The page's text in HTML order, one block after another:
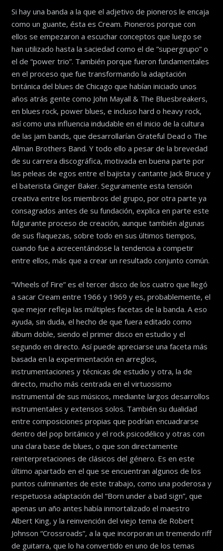
Si hay una banda a la que el adjetivo de pioneros le encaja
como un guante, ésta es Cream. Pioneros porque con
ellos se empezaron a escuchar conceptos que luego se
han utilizado hasta la saciedad como el de ”supergrupo” o
el de “power trio”. También porque fueron fundamentales
en el proceso que fue transformando la adaptación
británica del blues de Chicago que habían iniciado unos
años atrás gente como John Mayall & The Bluesbreakers,
en blues rock, power blues, e incluso hard o heavy rock,
así como una influencia indudable en el inicio de la cultura
de las jam bands, que desarrollarían Grateful Dead o The
Allman Brothers Band. Y todo ello a pesar de la brevedad
de su carrera discográfica, motivada en buena parte por
las peleas de egos entre el bajista y cantante Jack Bruce y
el baterista Ginger Baker. Seguramente esta tensión
creativa entre los miembros del grupo, por otra parte ya
consagrados antes de su fundación, explica en parte este
fulgurante proceso de creación, aunque también algunas
de sus flaquezas, sobre todo en sus últimos tiempos,
cuando fue a acrecentándose la tendencia a competir
entre ellos, más que a crear un resultado conjunto común.
“Wheels of Fire” es el tercer disco de los cuatro que llegó
a sacar Cream entre 1966 y 1969 y es, probablemente, el
que mejor refleja las múltiples facetas de la banda. A eso
ayuda, sin duda, el hecho de que fuera editado como
álbum doble, siendo el primer disco en estudio y el
segundo en directo. Así puede apreciarse una faceta más
basada en la experimentación en arreglos,
instrumentaciones y técnicas de estudio y otra, la de
directo, mucho más centrada en el virtuosismo
instrumental de sus músicos, mediante largos desarrollos
instrumentales y extensos solos. También su dualidad
entre composiciones propias que podrían encuadrarse
dentro del pop británico y el rock psicodélico y otras con
una clara base de blues, o que son directamente
reinterpretaciones de clásicos del género. Es en este
último apartado en el que se encuentran algunos de los
puntos culminantes de este trabajo, como una poderosa y
respetuosa adaptación del “Born under a bad sign”, que
apenas un año antes había inmortalizado el maestro
Albert King, y la reinvención del viejo tema de Robert
Johnson “Crossroads”, a la que incorporan un tremendo riff
de guitarra, que lo ha convertido en uno de los temas